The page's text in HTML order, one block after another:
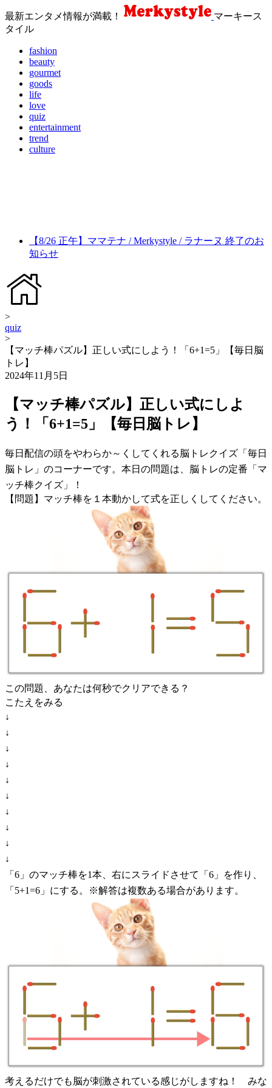
最新エンタメ情報が満載！
マーキース
タイル
fashion
beauty
gourmet
goods
life
love
quiz
entertainment
trend
culture
【8/26 正午】ママテナ / Merkystyle / ラナーヌ 終了のお
知らせ
>
quiz
>
【マッチ棒パズル】正しい式にしよう！「6+1=5」【毎日脳
トレ】
2024年11月5日
【マッチ棒パズル】正しい式にしよ
う！「6+1=5」【毎日脳トレ】
毎日配信の頭をやわらか～くしてくれる脳トレクイズ「毎日
脳トレ」のコーナーです。本日の問題は、脳トレの定番「マ
ッチ棒クイズ」！
【問題】マッチ棒を１本動かして式を正しくしてください。
この問題、あなたは何秒でクリアできる？
こたえをみる
↓
↓
↓
↓
↓
↓
↓
↓
↓
↓
「6」のマッチ棒を1本、右にスライドさせて「6」を作り、
「5+1=6」にする。※解答は複数ある場合があります。
考えるだけでも脳が刺激されている感じがしますね！ みな